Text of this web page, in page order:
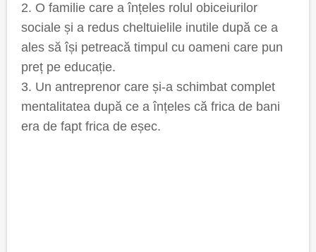
2. O familie care a înțeles rolul obiceiurilor
sociale și a redus cheltuielile inutile după ce a
ales să își petreacă timpul cu oameni care pun
preț pe educație.
3. Un antreprenor care și-a schimbat complet
mentalitatea după ce a înțeles că frica de bani
era de fapt frica de eșec.